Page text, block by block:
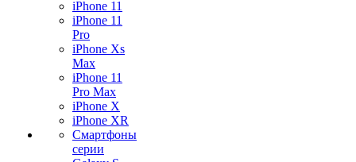
iPhone 11
iPhone 11
Pro
iPhone Xs
Max
iPhone 11
Pro Max
iPhone X
iPhone XR
Смартфоны
серии